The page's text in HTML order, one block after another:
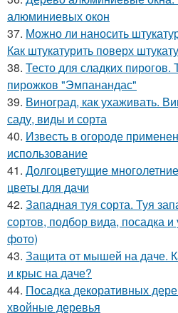
алюминиевых окон
37. Можно ли наносить
Как штукатурить поверх
38. Тесто для сладких пирогов.
пирожков "Эмпанандас"
39. Виноград, как ухаживать.
саду, виды и сорта
40. Известь в огороде
использование
41. Долгоцветущие
цветы для дачи
42. Западная туя сорта. Туя
сортов, подбор вида, посадка
фото)
43. Защита от мышей на даче.
и крыс на даче?
44. Посадка декоративных
хвойные деревья